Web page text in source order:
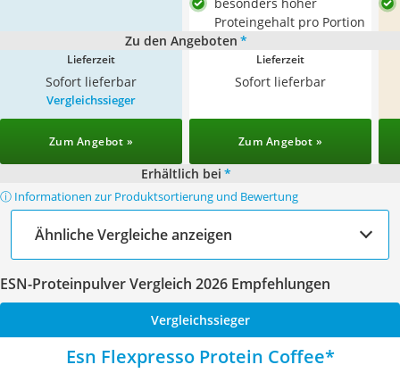
Proteingehalt pro Portion
Zu den Angeboten *
Lieferzeit
Sofort lieferbar
Lieferzeit
Sofort lieferbar
Vergleichssieger
Zum Angebot » Zum Angebot »
Erhältlich bei *
ⓘ Informationen zur Produktsortierung und Bewertung
Ähnliche Vergleiche anzeigen
ESN-Proteinpulver Vergleich 2026 Empfehlungen
Vergleichssieger
Esn Flexpresso Protein Coffee